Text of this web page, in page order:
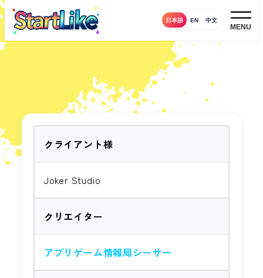
メ
イ
ン
へ
移
日本語 EN 中文
MENU
クライアント様
Joker Studio
クリエイター
アプリゲーム情報局シーサー